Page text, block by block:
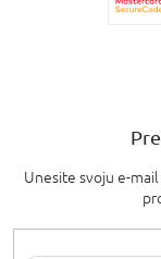
Unesite svoju e-